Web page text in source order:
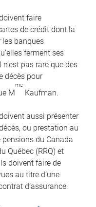
faire
de crédit dont la
les banques
ferment ses
pas rare que des
décès pour
M
me
Kaufman.
aussi présenter
ou prestation au
du Canada
Québec (RRQ) et
doivent faire de
au titre d’une
d’assurance.